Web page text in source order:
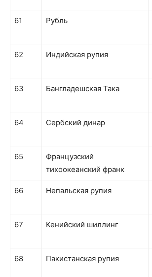
61 Рубль
62 Индийская рупия
63 Бангладешская Така
64 Сербский динар
65
Французский
тихоокеанский франк
66 Непальская рупия
67 Кенийский шиллинг
68 Пакистанская рупия